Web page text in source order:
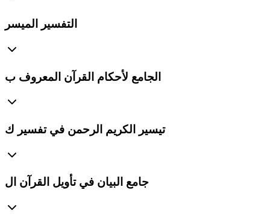
التفسير الميسر
الجامع لأحكام القرآن المعروف ب
تيسير الكريم الرحمن في تفسير ك
جامع البيان في تأويل القرآن ال